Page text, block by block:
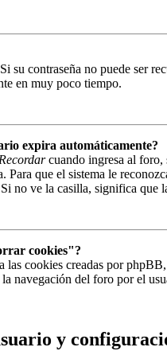
su contraseña no puede ser
en muy poco tiempo.
expira automáticamente?
Recordarcuando ingresa al foro,
Para que el sistema le
no ve la casilla, significa
cookies"?
cookies creadas por
navegación del foro por el
y